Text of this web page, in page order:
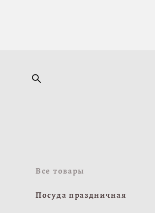
Все товары
Посуда праздничная